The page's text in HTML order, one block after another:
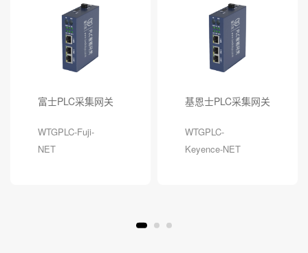
富士PLC采集网关
WTGPLC-Fuji-
NET
基恩士PLC采集网关
WTGPLC-
Keyence-NET